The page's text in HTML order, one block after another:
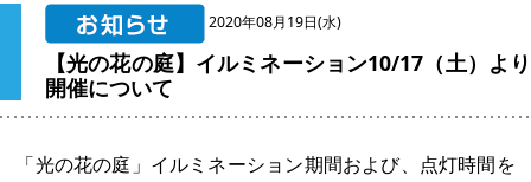
2020年08月19日(水)
【光の花の庭】イルミネーション10/17（土）より
開催について
「光の花の庭」イルミネーション期間および、点灯時間を